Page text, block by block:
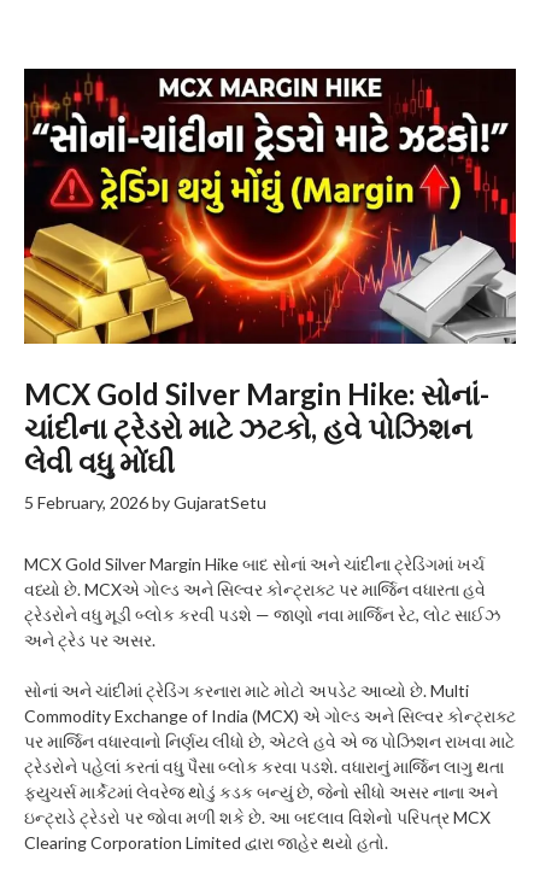
MCX Gold Silver Margin Hike: સોનાં-
ચાંદીના ટ્રેડરો માટે ઝટકો, હવે પોઝિશન
લેવી વધુ મોંઘી
5 February, 2026byGujaratSetu
MCX Gold Silver Margin Hike બાદ સોનાં અને ચાંદીના ટ્રેડિંગમાં ખર્ચ
વધ્યો છે. MCXએ ગોલ્ડ અને સિલ્વર કોન્ટ્રાક્ટ પર માર્જિન વધારતા હવે
ટ્રેડરોને વધુ મૂડી બ્લોક કરવી પડશે — જાણો નવા માર્જિન રેટ, લોટ સાઈઝ
અને ટ્રેડ પર અસર.
સોનાં અને ચાંદીમાં ટ્રેડિંગ કરનારા માટે મોટો અપડેટ આવ્યો છે. Multi
Commodity Exchange of India (MCX) એ ગોલ્ડ અને સિલ્વર કોન્ટ્રાક્ટ
પર માર્જિન વધારવાનો નિર્ણય લીધો છે, એટલે હવે એ જ પોઝિશન રાખવા માટે
ટ્રેડરોને પહેલાં કરતાં વધુ પૈસા બ્લોક કરવા પડશે. વધારાનું માર્જિન લાગુ થતા
ફ્યુચર્સ માર્કેટમાં લેવરેજ થોડું કડક બન્યું છે, જેનો સીધો અસર નાના અને
ઇન્ટ્રાડે ટ્રેડરો પર જોવા મળી શકે છે. આ બદલાવ વિશેનો પરિપત્ર MCX
Clearing Corporation Limited દ્વારા જાહેર થયો હતો.